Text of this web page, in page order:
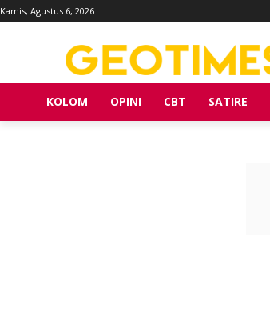
Kamis, Agustus 6, 2026
KOLOM OPINI CBT SATIRE